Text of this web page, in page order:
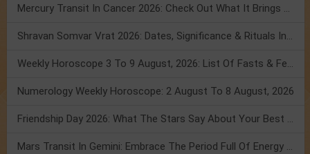
Mercury Transit In Cancer 2026: Check Out What It Brings For You
Shravan Somvar Vrat 2026: Dates, Significance & Rituals In August
Weekly Horoscope 3 To 9 August, 2026: List Of Fasts & Festivals
Numerology Weekly Horoscope: 2 August To 8 August, 2026
Friendship Day 2026: What The Stars Say About Your Best Friend!
Mars Transit In Gemini: Embrace The Period Full Of Energy & Intelligence